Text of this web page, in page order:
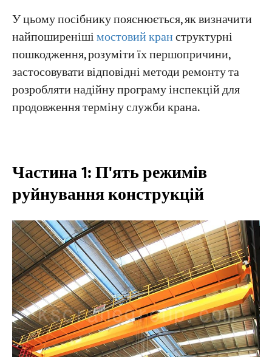
Проведення планових інспекцій
конструкцій
Підтримуйте правильне вирівнювання
рейок
Монітор теплових ефектів
Виправте незначні дефекти заздалегідь
У цьому посібнику пояснюється, як визначити
найпоширенішімостовий кранструктурні
пошкодження, розуміти їх першопричини,
застосовувати відповідні методи ремонту та
розробляти надійну програму інспекцій для
продовження терміну служби крана.
Частина 1: П'ять режимів
руйнування конструкцій